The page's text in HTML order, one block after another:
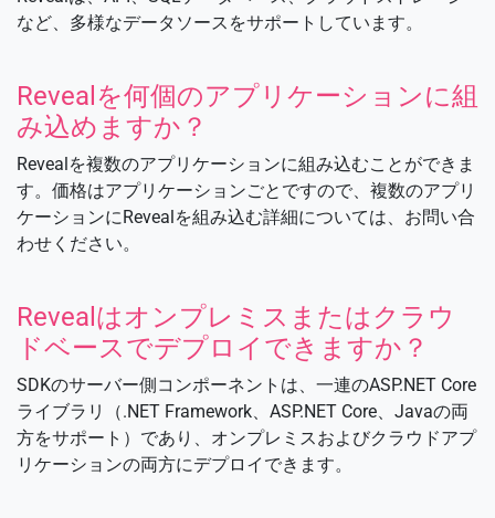
など、多様なデータソースをサポートしています。
Revealを何個のアプリケーションに組
み込めますか？
Revealを複数のアプリケーションに組み込むことができま
す。価格はアプリケーションごとですので、複数のアプリ
ケーションにRevealを組み込む詳細については、お問い合
わせください。
Revealはオンプレミスまたはクラウ
ドベースでデプロイできますか？
SDKのサーバー側コンポーネントは、一連のASP.NET Core
ライブラリ（.NET Framework、ASP.NET Core、Javaの両
方をサポート）であり、オンプレミスおよびクラウドアプ
リケーションの両方にデプロイできます。